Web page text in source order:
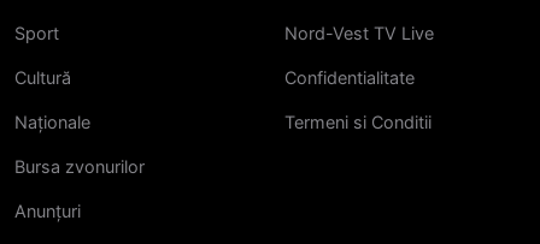
Sport
Cultură
Naționale
Bursa zvonurilor
Anunțuri
Nord-Vest TV Live
Confidentialitate
Termeni si Conditii